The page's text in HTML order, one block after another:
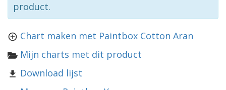
product.
Chart maken met Paintbox Cotton Aran
Mijn charts met dit product
Download lijst